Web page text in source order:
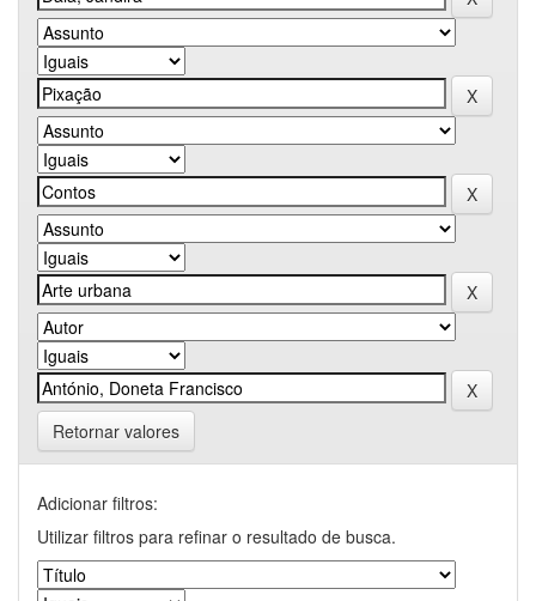
Retornar valores
Adicionar filtros:
Utilizar filtros para refinar o resultado de busca.